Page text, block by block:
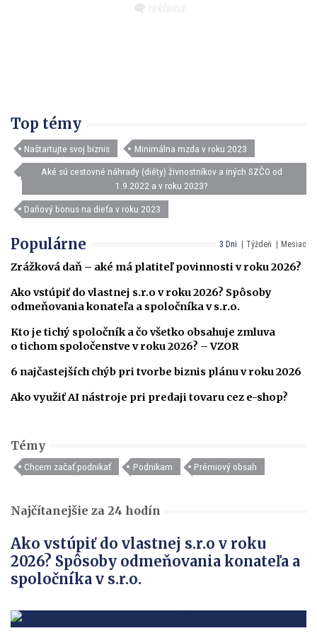
Top témy
Naštartujte svoj biznis Minimálna mzda v roku 2023
Aké sú cestovné náhrady (diéty) živnostníkov a iných SZČO od
1.9.2022 a v roku 2023?
Daňový bonus na dieťa v roku 2023
3 Dni Týždeň Mesiac
Populárne
Zrážková daň – aké má platiteľ povinnosti v roku 2026?
Ako vstúpiť do vlastnej s.r.o v roku 2026? Spôsoby
odmeňovania konateľa a spoločníka v s.r.o.
Kto je tichý spoločník a čo všetko obsahuje zmluva
o tichom spoločenstve v roku 2026? – VZOR
6 najčastejších chýb pri tvorbe biznis plánu v roku 2026
Ako využiť AI nástroje pri predaji tovaru cez e-shop?
Témy
Chcem začať podnikať Podnikam Prémiový obsah
Najčítanejšie za 24 hodín
Ako vstúpiť do vlastnej s.r.o v roku
2026? Spôsoby odmeňovania konateľa a
spoločníka v s.r.o.